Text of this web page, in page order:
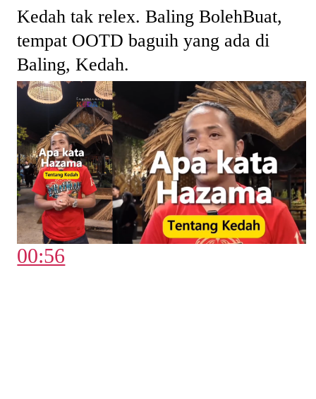
Kedah tak relex. Baling BolehBuat,
tempat OOTD baguih yang ada di
Baling, Kedah.
00:56